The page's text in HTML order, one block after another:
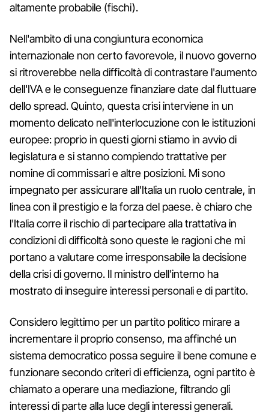
altamente probabile (fischi).
Nell'ambito di una congiuntura economica
internazionale non certo favorevole, il nuovo governo
si ritroverebbe nella difficoltà di contrastare l'aumento
dell'IVA e le conseguenze finanziare date dal fluttuare
dello spread. Quinto, questa crisi interviene in un
momento delicato nell'interlocuzione con le istituzioni
europee: proprio in questi giorni stiamo in avvio di
legislatura e si stanno compiendo trattative per
nomine di commissari e altre posizioni. Mi sono
impegnato per assicurare all'Italia un ruolo centrale, in
linea con il prestigio e la forza del paese. è chiaro che
l'Italia corre il rischio di partecipare alla trattativa in
condizioni di difficoltà sono queste le ragioni che mi
portano a valutare come irresponsabile la decisione
della crisi di governo. Il ministro dell'interno ha
mostrato di inseguire interessi personali e di partito.
Considero legittimo per un partito politico mirare a
incrementare il proprio consenso, ma affinché un
sistema democratico possa seguire il bene comune e
funzionare secondo criteri di efficienza, ogni partito è
chiamato a operare una mediazione, filtrando gli
interessi di parte alla luce degli interessi generali.